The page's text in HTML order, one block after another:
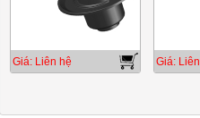
Giá: Liên hệ Giá: